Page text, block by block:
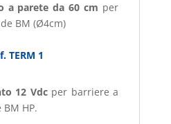
a parete da 60 cm per
BM (Ø4cm)
TERM 1
12 Vdcper barriere a
HP.